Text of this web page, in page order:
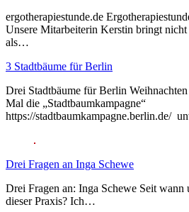
ergotherapiestunde.de
Unsere Mitarbeiterin Kerstin bringt
als…
3 Stadtbäume für Berlin
Drei Stadtbäume für Berlin
Mal die „Stadtbaumkampagne“
https://stadtbaumkampagne.berlin.de/
Drei Fragen an Inga Schewe
Drei Fragen an: Inga Schewe Seit wann
dieser Praxis? Ich…